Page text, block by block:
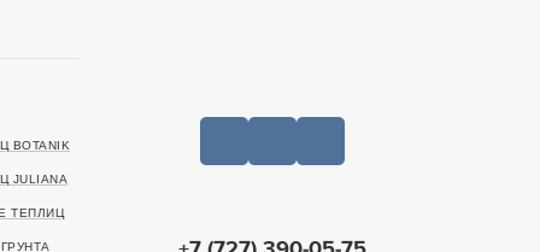
BOTANIK
JULIANA
ТЕПЛИЦ